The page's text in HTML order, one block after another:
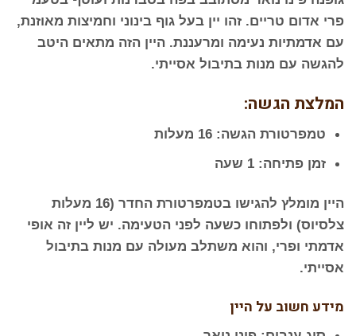
פרי אדום טריים. זהו יין בעל גוף בינוני וחמיצות מאוזנת,
עם אדמתיות נעימה ומרעננת. היין הזה מתאים היטב
להגשה עם מנות בתיבול אסייתי.
המלצת הגשה:
טמפרטורת הגשה:16 מעלות
זמן פתיחה:1 שעה
היין מומלץ להגישו בטמפרטורת החדר (16 מעלות
צלסיוס) ולפתוחו כשעה לפני הטעימה. יש ליין זה אופי
אדמתי ופרי, והוא משתלב מעולה עם מנות בתיבול
אסייתי.
מידע חשוב על היין